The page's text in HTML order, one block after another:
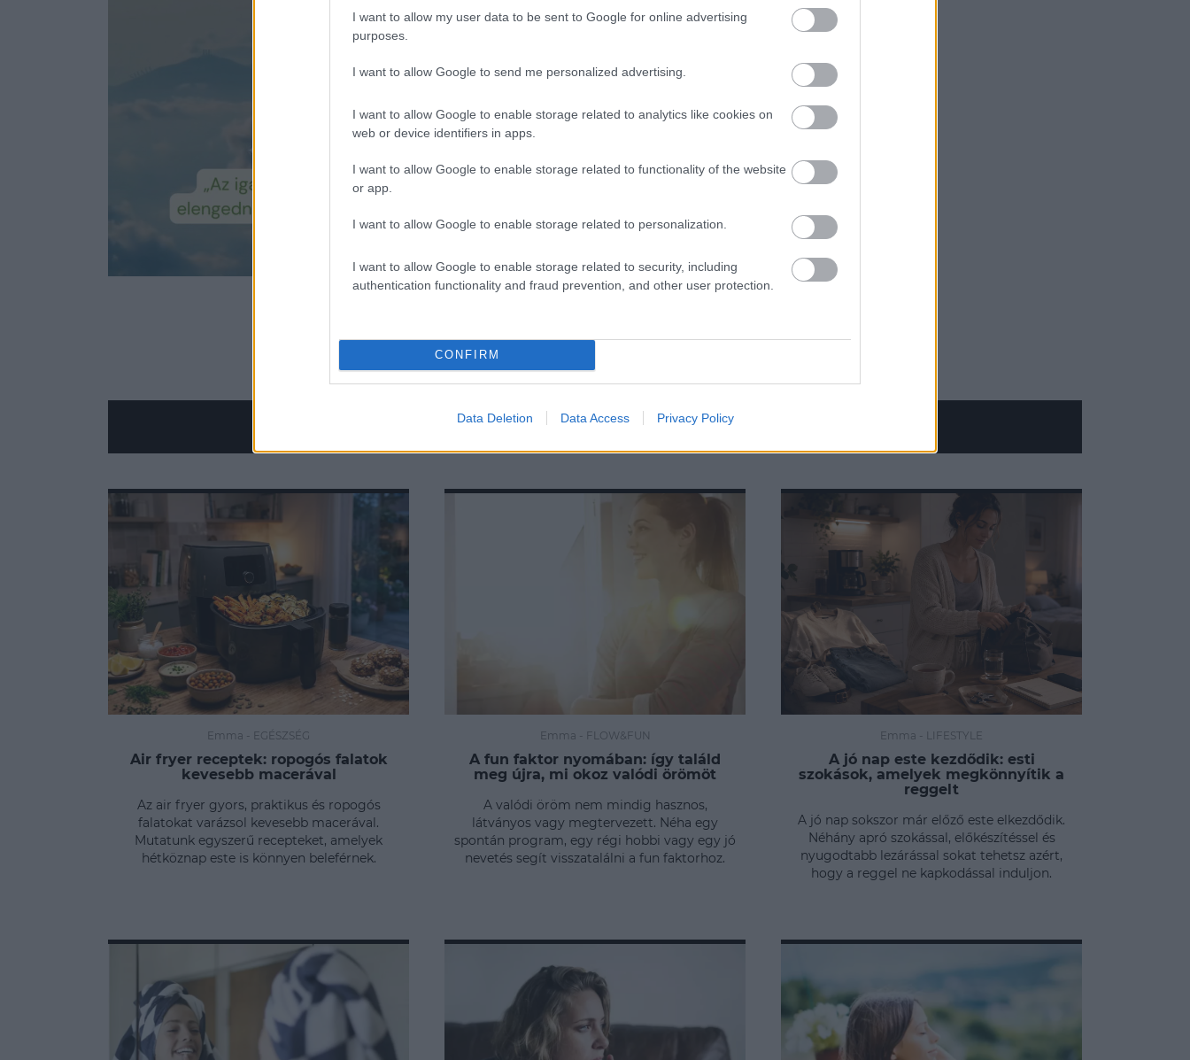
I want to allow my user data to be sent to Google for online advertising
purposes.
I want to allow Google to send me personalized advertising.
I want to allow Google to enable storage related to analytics like cookies on
web or device identifiers in apps.
I want to allow Google to enable storage related to functionality of the website
or app.
I want to allow Google to enable storage related to personalization.
I want to allow Google to enable storage related to security, including
authentication functionality and fraud prevention, and other user protection.
CONFIRM
Data Deletion Data Access Privacy Policy
„A gluténmentesség nemcsak gyakorlati nehézséget jelent, lelki vetülete is van a
diétának” – Interjú Kiss Dórival
Loaded
TOVÁBBI CIKKEK:
Emma - EGÉSZSÉG
Air fryer receptek: ropogós falatok
kevesebb macerával
Az air fryer gyors, praktikus és ropogós
falatokat varázsol kevesebb macerával.
Mutatunk egyszerű recepteket, amelyek
hétköznap este is könnyen beleférnek.
Emma - FLOW&FUN
A fun faktor nyomában: így találd
meg újra, mi okoz valódi örömöt
A valódi öröm nem mindig hasznos,
látványos vagy megtervezett. Néha egy
spontán program, egy régi hobbi vagy egy jó
nevetés segít visszatalálni a fun faktorhoz.
Emma - LIFESTYLE
A jó nap este kezdődik: esti
szokások, amelyek megkönnyítik a
reggelt
A jó nap sokszor már előző este elkezdődik.
Néhány apró szokással, előkészítéssel és
nyugodtabb lezárással sokat tehetsz azért,
hogy a reggel ne kapkodással induljon.